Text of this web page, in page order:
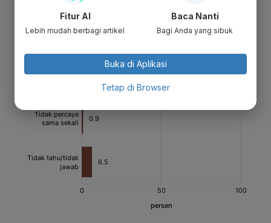
Fitur AI
Lebih mudah berbagi artikel
Baca Nanti
Bagi Anda yang sibuk
Buka di Aplikasi
Tetap di Browser